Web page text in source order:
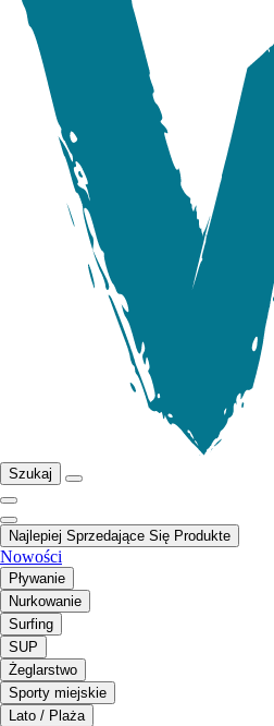
Szukaj
Najlepiej Sprzedające Się Produkte
Nowości
Pływanie
Nurkowanie
Surfing
SUP
Żeglarstwo
Sporty miejskie
Lato / Plaża